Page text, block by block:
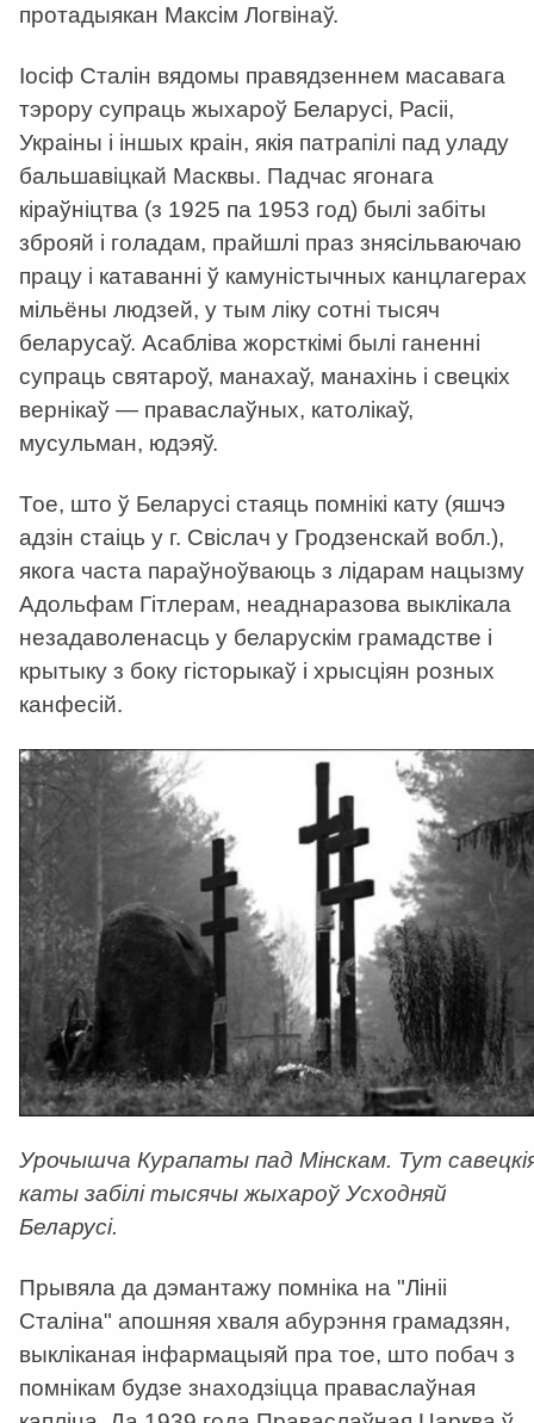
протадыякан Максім Логвінаў.
Іосіф Сталін вядомы правядзеннем масавага
тэрору супраць жыхароў Беларусі, Расіі,
Украіны і іншых краін, якія патрапілі пад уладу
бальшавіцкай Масквы. Падчас ягонага
кіраўніцтва (з 1925 па 1953 год) былі забіты
зброяй і голадам, прайшлі праз знясільваючаю
працу і катаванні ў камуністычных канцлагерах
мільёны людзей, у тым ліку сотні тысяч
беларусаў. Асабліва жорсткімі былі ганенні
супраць святароў, манахаў, манахінь і свецкіх
вернікаў — праваслаўных, католікаў,
мусульман, юдэяў.
Тое, што ў Беларусі стаяць помнікі кату (яшчэ
адзін стаіць у г. Свіслач у Гродзенскай вобл.),
якога часта параўноўваюць з лідарам нацызму
Адольфам Гітлерам, неаднаразова выклікала
незадаволенасць у беларускім грамадстве і
крытыку з боку гісторыкаў і хрысціян розных
канфесій.
Урочышча Курапаты пад Мінскам. Тут
каты забілі тысячы жыхароў Усходняй
Беларусі.
Прывяла да дэмантажу помніка на "Лініі
Сталіна" апошняя хваля абурэння грамадзян,
выкліканая інфармацыяй пра тое, што побач з
помнікам будзе знаходзіцца праваслаўная